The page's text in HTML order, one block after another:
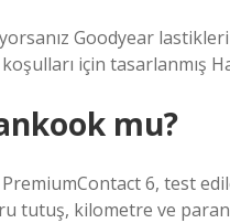
Goodyear
için tasarlanmış
mu?
6, test
kilometre ve